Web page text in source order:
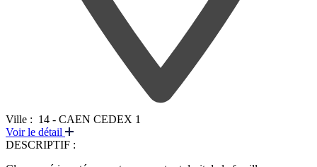
Ville : 14 - CAEN CEDEX 1
Voir le détail
DESCRIPTIF :